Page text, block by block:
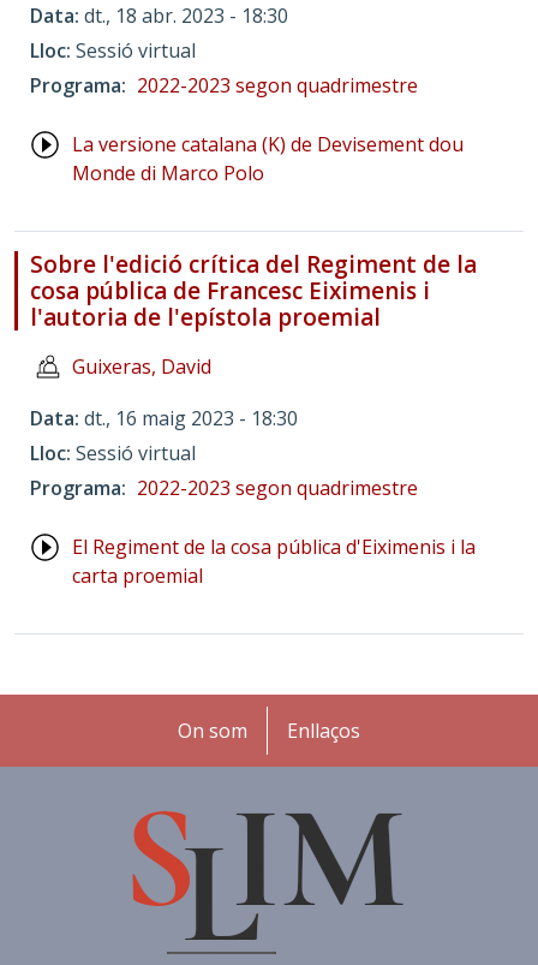
Data dt., 18 abr. 2023 - 18:30
Lloc Sessió virtual
Programa
2022-2023 segon quadrimestre
La versione catalana (K) de Devisement dou
Monde di Marco Polo
Sobre l'edició crítica del Regiment de la
cosa pública de Francesc Eiximenis i
l'autoria de l'epístola proemial
Guixeras, David
Data dt., 16 maig 2023 - 18:30
Lloc Sessió virtual
Programa
2022-2023 segon quadrimestre
El Regiment de la cosa pública d'Eiximenis i la
carta proemial
Peu
On som Enllaços